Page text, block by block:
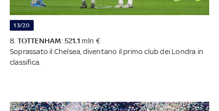
13/20
8. TOTTENHAM: 521.1 mln €
Soprassato il Chelsea, diventano il primo club dei Londra in
classifica.